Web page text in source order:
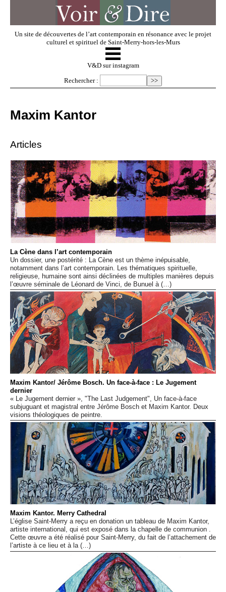
Un site de découvertes de l’art contemporain en résonance avec le projet
culturel et spirituel de Saint-Merry-hors-les-Murs
V & D
Regarder
Dossiers
Événements
Sacré
Cousinages
☰
V&D sur instagram
Rechercher :
Maxim Kantor
Articles
La Cène dans l’art contemporain
Un dossier, une postérité : La Cène est un thème inépuisable,
notamment dans l’art contemporain. Les thématiques spirituelle,
religieuse, humaine sont ainsi déclinées de multiples manières depuis
l’œuvre séminale de Léonard de Vinci, de Bunuel à (…)
Maxim Kantor/ Jérôme Bosch. Un face-à-face : Le Jugement
dernier
« Le Jugement dernier », "The Last Judgement", Un face-à-face
subjuguant et magistral entre Jérôme Bosch et Maxim Kantor. Deux
visions théologiques de peintre.
Maxim Kantor. Merry Cathedral
L’église Saint-Merry a reçu en donation un tableau de Maxim Kantor,
artiste international, qui est exposé dans la chapelle de communion .
Cette œuvre a été réalisé pour Saint-Merry, du fait de l’attachement de
l’artiste à ce lieu et à la (…)